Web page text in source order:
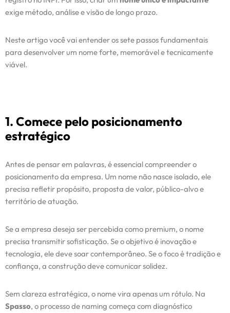
exige método, análise e visão de longo prazo.
Neste artigo você vai entender os sete passos fundamentais
para desenvolver um nome forte, memorável e tecnicamente
viável.
1. Comece pelo posicionamento
estratégico
Antes de pensar em palavras, é essencial compreender o
posicionamento da empresa. Um nome não nasce isolado, ele
precisa refletir propósito, proposta de valor, público-alvo e
território de atuação.
Se a empresa deseja ser percebida como premium, o nome
precisa transmitir sofisticação. Se o objetivo é inovação e
tecnologia, ele deve soar contemporâneo. Se o foco é tradição e
confiança, a construção deve comunicar solidez.
Sem clareza estratégica, o nome vira apenas um rótulo. Na
Spasso, o processo de naming começa com diagnóstico